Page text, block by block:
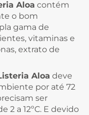
Aloa contém
o bom
gama de
vitaminas e
extrato de
Aloa deve
por até 72
ser
2 a 12ºC. E devido